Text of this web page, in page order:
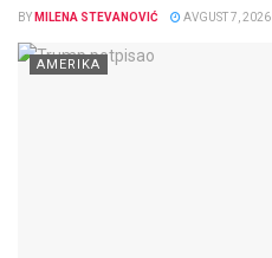
BY MILENA STEVANOVIĆ AVGUST 7, 2026
AMERIKA